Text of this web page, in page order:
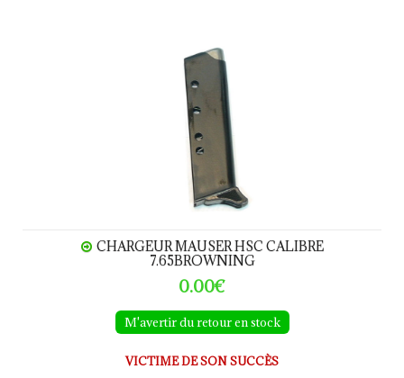
CHARGEUR MAUSER HSC CALIBRE
7.65BROWNING
0.00€
M'avertir du retour en stock
VICTIME DE SON SUCCÈS